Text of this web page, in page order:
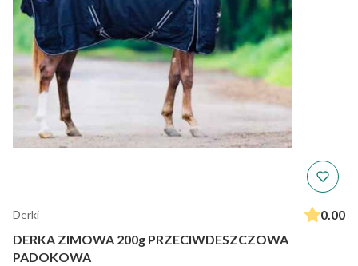
Derki
0.00
DERKA ZIMOWA 200g PRZECIWDESZCZOWA
PADOKOWA